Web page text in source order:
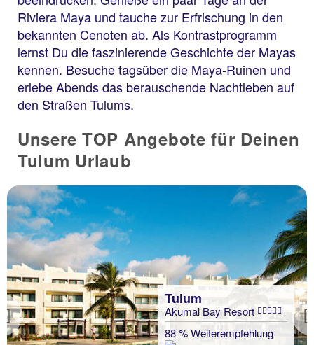
Riviera Maya und tauche zur Erfrischung in den
bekannten Cenoten ab. Als Kontrastprogramm
lernst Du die faszinierende Geschichte der Mayas
kennen. Besuche tagsüber die Maya-Ruinen und
erlebe Abends das berauschende Nachtleben auf
den Straßen Tulums.
Unsere TOP Angebote für Deinen
Tulum Urlaub
Previous
Tulum
Akumal Bay Resort
88 % Weiterempfehlung